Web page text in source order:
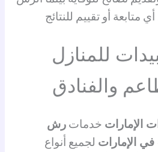
متابعة أو تقييم للنتائج
للمنازل
والفنادق
الإمارات خدماترش
الإمارات لجميع أنواع